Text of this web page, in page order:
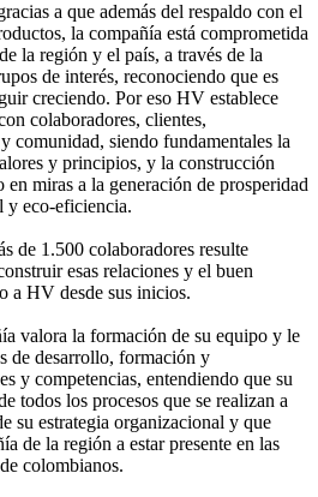
a que además del respaldo con el
la compañía está comprometida
la región y el país, a través de la
de interés, reconociendo que es
creciendo. Por eso HV establece
colaboradores, clientes,
comunidad, siendo fundamentales la
y principios, y la construcción
miras a la generación de prosperidad
y eco-eficiencia.
de 1.500 colaboradores resulte
esas relaciones y el buen
a HV desde sus inicios.
valora la formación de su equipo y le
de desarrollo, formación y
y competencias, entendiendo que su
todos los procesos que se realizan a
su estrategia organizacional y que
de la región a estar presente en las
colombianos.